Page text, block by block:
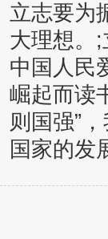
立志要为
大理想。
中国人民
崛起而读
则国强”
国家的发